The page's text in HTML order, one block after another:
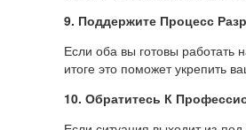
9. Поддержите Процесс
Если оба вы готовы
итоге это поможет укрепить
10. Обратитесь К